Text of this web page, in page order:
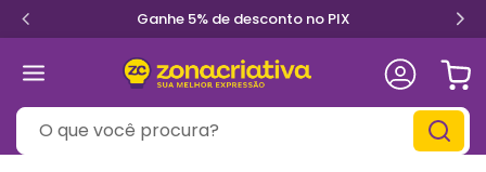
Ganhe 5% de desconto no PIX
O que você procura?